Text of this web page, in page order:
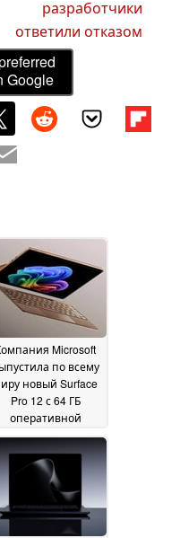
разработчики
ответили отказом
Google
Microsoft
по всему
новый Surface
Pro 12 с 64 ГБ
оперативной
памяти и OLED-
с частотой
120 Гц17
June 2026